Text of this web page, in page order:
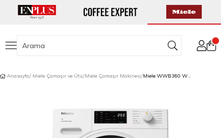
Anasayfa Miele Çamaşır ve Ütü Miele Çamaşır Makinesi Miele WWB360 WCS Çamaşır Makinesi A Enerji Sınıfı 8 kg Powerwash, PerfectCare Lotus Beyazı